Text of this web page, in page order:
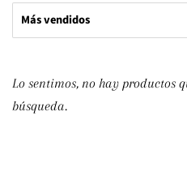
Lo sentimos, no hay productos
búsqueda.